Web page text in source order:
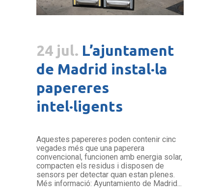
24 jul. L’ajuntament
de Madrid instal·la
papereres
intel·ligents
Aquestes papereres poden contenir cinc
vegades més que una paperera
convencional, funcionen amb energia solar,
compacten els residus i disposen de
sensors per detectar quan estan plenes.
Més informació: Ayuntamiento de Madrid...